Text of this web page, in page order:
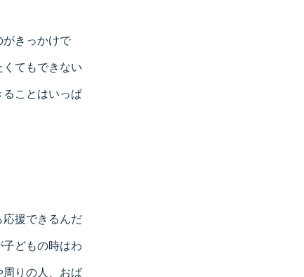
がきっかけで
てもできない
ことはいっぱ
応援できるんだ
どもの時はわ
りの人、おば